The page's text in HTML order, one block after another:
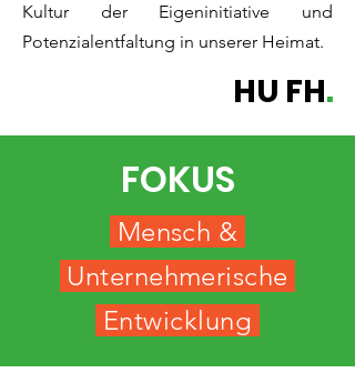
Kultur der Eigeninitiative und
Potenzialentfaltung in unserer Heimat.
HU FH.
FOKUS
Mensch &
Unternehmerische
Entwicklung